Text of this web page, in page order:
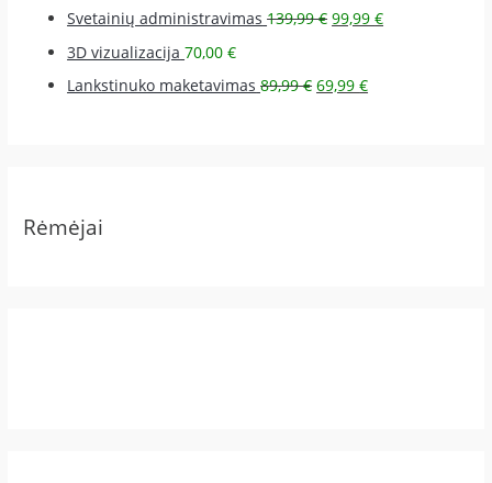
Svetainių administravimas 139,99€ 99,99€
3D vizualizacija 70,00€
Lankstinuko maketavimas 89,99€ 69,99€
Rėmėjai